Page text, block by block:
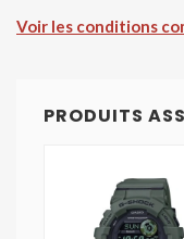
Voir les conditions
PRODUITS